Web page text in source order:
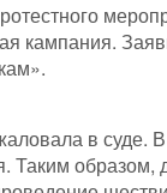
кампания.
в
Таким образом,